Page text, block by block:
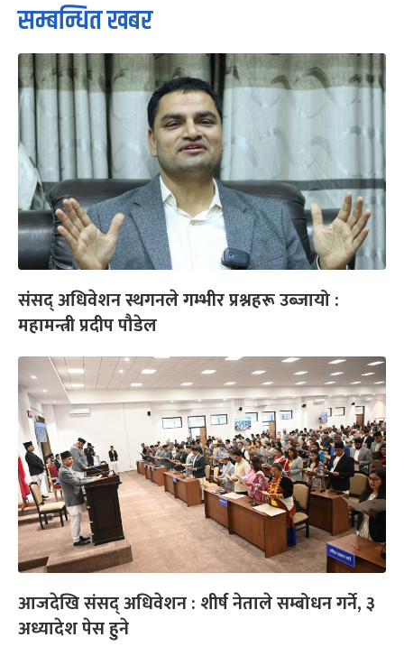
सम्बन्धित खबर
संसद् अधिवेशन स्थगनले गम्भीर प्रश्नहरू उब्जायो :
महामन्त्री प्रदीप पौडेल
आजदेखि संसद् अधिवेशन : शीर्ष नेताले सम्बोधन गर्ने, ३
अध्यादेश पेस हुने